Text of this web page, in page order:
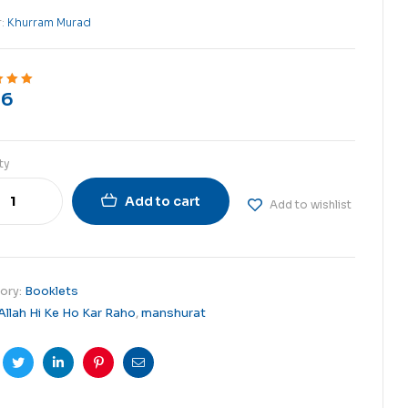
Khurram Murad
of 5
Add to cart Add to wishlist
Booklets
Hi Ke Ho Kar Raho,manshurat
TwitterLinkedinPinterest
Email